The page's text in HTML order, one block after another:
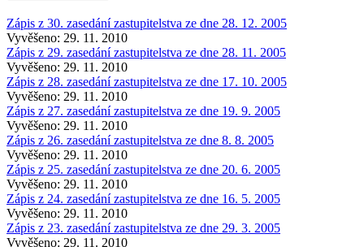
Zápis z 30. zasedání zastupitelstva ze dne 28. 12. 2005
Vyvěšeno: 29. 11. 2010
Zápis z 29. zasedání zastupitelstva ze dne 28. 11. 2005
Vyvěšeno: 29. 11. 2010
Zápis z 28. zasedání zastupitelstva ze dne 17. 10. 2005
Vyvěšeno: 29. 11. 2010
Zápis z 27. zasedání zastupitelstva ze dne 19. 9. 2005
Vyvěšeno: 29. 11. 2010
Zápis z 26. zasedání zastupitelstva ze dne 8. 8. 2005
Vyvěšeno: 29. 11. 2010
Zápis z 25. zasedání zastupitelstva ze dne 20. 6. 2005
Vyvěšeno: 29. 11. 2010
Zápis z 24. zasedání zastupitelstva ze dne 16. 5. 2005
Vyvěšeno: 29. 11. 2010
Zápis z 23. zasedání zastupitelstva ze dne 29. 3. 2005
Vyvěšeno: 29. 11. 2010